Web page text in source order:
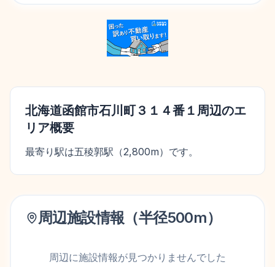
北海道函館市石川町３１４番１ 周辺のエ
リア概要
最寄り駅は五稜郭駅（2,800m）です。
周辺施設情報（半径500m）
周辺に施設情報が見つかりませんでした